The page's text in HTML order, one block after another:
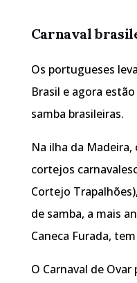
Carnaval
Os portugueses
Brasil e agora
samba brasileiras.
Na ilha da
cortejos
Cortejo
de samba, a mais
Caneca Furada,
O Carnaval de